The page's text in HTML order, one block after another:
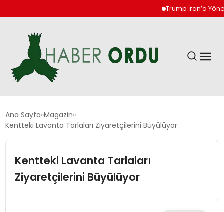
Trump İran’a Yönelik
GÜNDEM
DÜNYA
EKONOMI
Ana Sayfa Magazin
Kentteki Lavanta Tarlaları Ziyaretçilerini Büyülüyor
Kentteki Lavanta Tarlaları
Ziyaretçilerini Büyülüyor